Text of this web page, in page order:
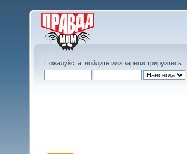
Пожалуйста, войдите или зарегистрируйтесь